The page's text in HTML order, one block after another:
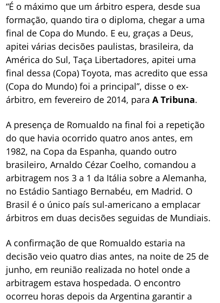
“É o máximo que um árbitro espera, desde sua
formação, quando tira o diploma, chegar a uma
final de Copa do Mundo. E eu, graças a Deus,
apitei várias decisões paulistas, brasileira, da
América do Sul, Taça Libertadores, apitei uma
final dessa (Copa) Toyota, mas acredito que essa
(Copa do Mundo) foi a principal”, disse o ex-
árbitro, em fevereiro de 2014, para A Tribuna.
A presença de Romualdo na final foi a repetição
do que havia ocorrido quatro anos antes, em
1982, na Copa da Espanha, quando outro
brasileiro, Arnaldo Cézar Coelho, comandou a
arbitragem nos 3 a 1 da Itália sobre a Alemanha,
no Estádio Santiago Bernabéu, em Madrid. O
Brasil é o único país sul-americano a emplacar
árbitros em duas decisões seguidas de Mundiais.
A confirmação de que Romualdo estaria na
decisão veio quatro dias antes, na noite de 25 de
junho, em reunião realizada no hotel onde a
arbitragem estava hospedada. O encontro
ocorreu horas depois da Argentina garantir a